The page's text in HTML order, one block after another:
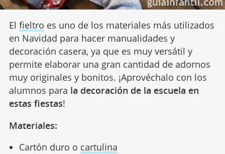
El fieltro es uno de los materiales más utilizados
en Navidad para hacer manualidades y
decoración casera, ya que es muy versátil y
permite elaborar una gran cantidad de adornos
muy originales y bonitos. ¡Aprovéchalo con los
alumnos para la decoración de la escuela en
estas fiestas!
Materiales:
Cartón duro o cartulina